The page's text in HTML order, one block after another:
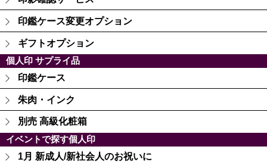
印鑑ケース変更オプション
ギフトオプション
個人印 サプライ品
印鑑ケース
朱肉・インク
別売 高級化粧箱
イベントで探す個人印
1月 新成人/新社会人のお祝いに